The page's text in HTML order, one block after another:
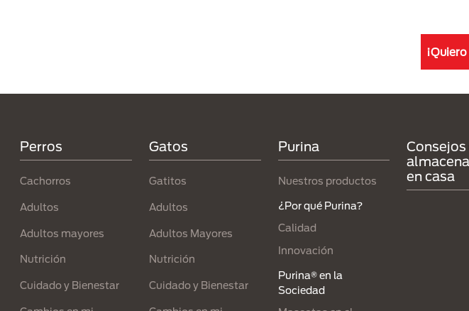
Perros
Cachorros
Adultos
Adultos mayores
Nutrición
Cuidado y Bienestar
Gatos
Gatitos
Adultos
Adultos Mayores
Nutrición
Cuidado y Bienestar
Purina
Nuestros productos
¿Por qué Purina?
Calidad
Innovación
Purina® en la
Sociedad
Consejos
en casa